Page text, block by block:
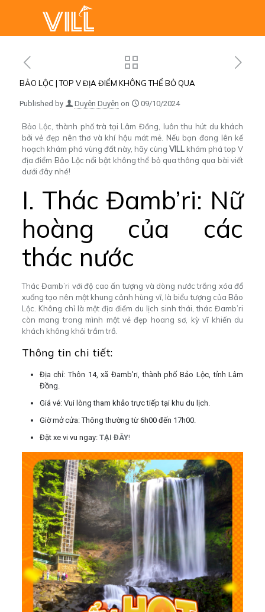
BẢO LỘC | TOP V ĐỊA ĐIỂM KHÔNG THỂ BỎ QUA
Published by Duyên Duyên on 09/10/2024
Bảo Lộc, thành phố trà tại Lâm Đồng, luôn thu hút du khách
bởi vẻ đẹp nên thơ và khí hậu mát mẻ. Nếu bạn đang lên kế
hoạch khám phá vùng đất này, hãy cùngVILL khám phá top V
địa điểm Bảo Lộc nổi bật không thể bỏ qua thông qua bài viết
dưới đây nhé!
I. Thác Đamb’ri: Nữ
hoàng của các
thác nước
Thác Đamb’ri với độ cao ấn tượng và dòng nước trắng xóa đổ
xuống tạo nên một khung cảnh hùng vĩ, là biểu tượng của Bảo
Lộc. Không chỉ là một địa điểm du lịch sinh thái, thác Đamb’ri
còn mang trong mình một vẻ đẹp hoang sơ, kỳ vĩ khiến du
khách không khỏi trầm trồ.
Thông tin chi tiết:
Địa chỉ: Thôn 14, xã Đamb’ri, thành phố Bảo Lộc, tỉnh Lâm
Đồng.
Giá vé: Vui lòng tham khảo trực tiếp tại khu du lịch.
Giờ mở cửa: Thông thường từ 6h00 đến 17h00.
Đặt xe vi vu ngay: TẠI ĐÂY!